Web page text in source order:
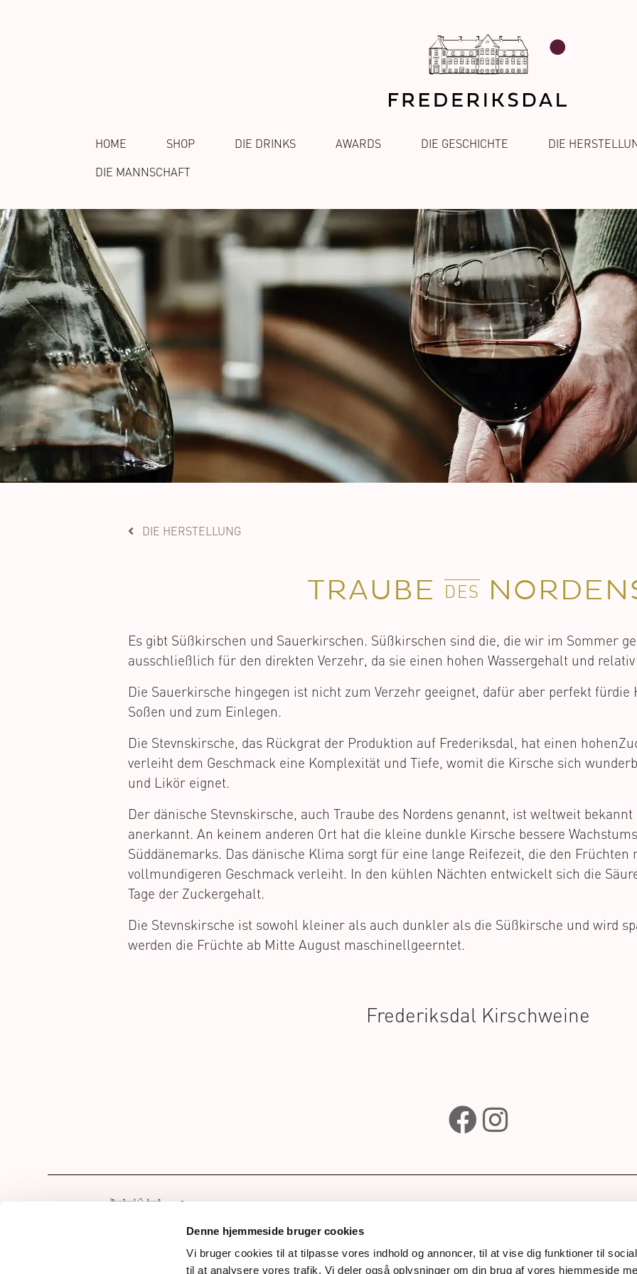
Denne hjemmeside bruger cookies
Vi bruger cookies til at tilpasse vores indhold og annoncer, til at vise dig funktioner til
til at analysere vores trafik. Vi deler også oplysninger om din brug af vores hjemmeside
HOME SHOP DIE DRINKS AWARDS DIE GESCHICHTE
DIE
DIE MANNSCHAFT
DIE HERSTELLUNG
TRAUBE DES
Es gibt Süßkirschen und Sauerkirschen. Süßkirschen sind die, die wir im Sommer
ausschließlich für den direkten Verzehr, da sie einen hohen Wassergehalt und
Die Sauerkirsche hingegen ist nicht zum Verzehr geeignet, dafür aber perfekt fürdie
Soßen und zum Einlegen.
Die Stevnskirsche, das Rückgrat der Produktion auf Frederiksdal, hat einen
verleiht dem Geschmack eine Komplexität und Tiefe, womit die Kirsche sich
und Likör eignet.
Der dänische Stevnskirsche, auch Traube des Nordens genannt, ist weltweit
anerkannt. An keinem anderen Ort hat die kleine dunkle Kirsche bessere
Süddänemarks. Das dänische Klima sorgt für eine lange Reifezeit, die den Früchten
vollmundigeren Geschmack verleiht. In den kühlen Nächten entwickelt sich die
Tage der Zuckergehalt.
Die Stevnskirsche ist sowohl kleiner als auch dunkler als die Süßkirsche und wird
werden die Früchte ab Mitte August maschinellgeerntet.
Frederiksdal Kirschweine
Shop
Die Drinks